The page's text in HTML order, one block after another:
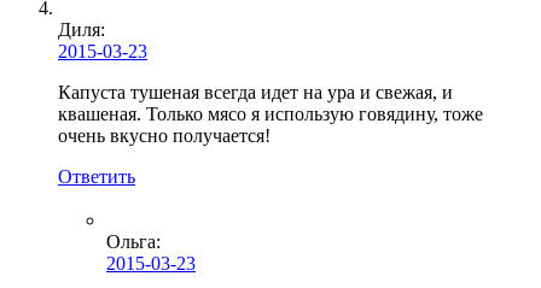
Диля:
2015-03-23
Капуста тушеная всегда идет на ура и свежая, и
квашеная. Только мясо я использую говядину, тоже
очень вкусно получается!
Ответить
Ольга:
2015-03-23